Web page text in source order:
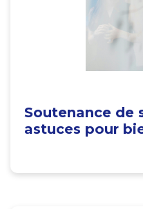
Soutenance de
astuces pour